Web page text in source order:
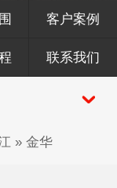
客户案例
联系我们
» 金华